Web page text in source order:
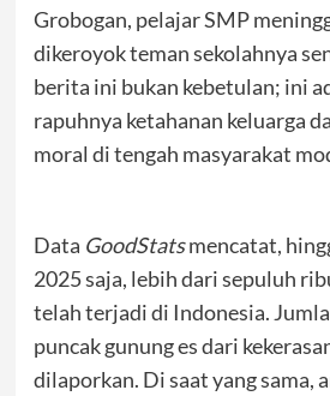
Grobogan, pelajar SMP
dikeroyok teman sekolahnya
berita ini bukan kebetulan; ini
rapuhnya ketahanan keluarga
moral di tengah masyarakat
Data GoodStatsmencatat,
2025 saja, lebih dari sepuluh
telah terjadi di Indonesia.
puncak gunung es dari
dilaporkan. Di saat yang sama,